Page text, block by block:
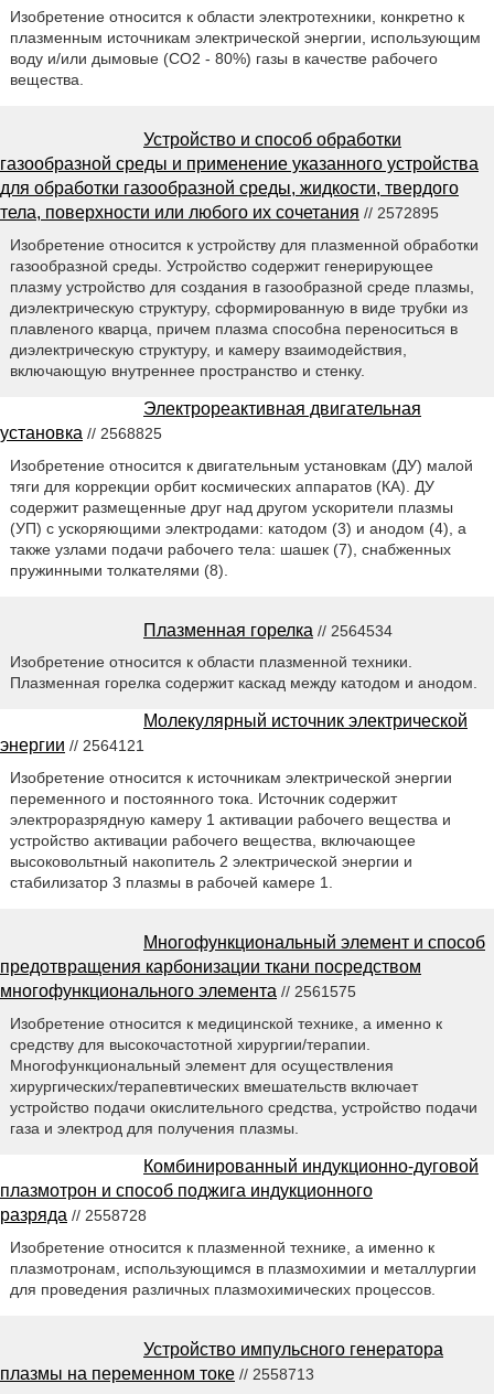
Изобретение относится к области электротехники, конкретно к
плазменным источникам электрической энергии, использующим
воду и/или дымовые (СО2 - 80%) газы в качестве рабочего
вещества.
Устройство и способ обработки
газообразной среды и применение указанного устройства
для обработки газообразной среды, жидкости, твердого
тела, поверхности или любого их сочетания // 2572895
Изобретение относится к устройству для плазменной обработки
газообразной среды. Устройство содержит генерирующее
плазму устройство для создания в газообразной среде плазмы,
диэлектрическую структуру, сформированную в виде трубки из
плавленого кварца, причем плазма способна переноситься в
диэлектрическую структуру, и камеру взаимодействия,
включающую внутреннее пространство и стенку.
Электрореактивная двигательная
установка // 2568825
Изобретение относится к двигательным установкам (ДУ) малой
тяги для коррекции орбит космических аппаратов (КА). ДУ
содержит размещенные друг над другом ускорители плазмы
(УП) с ускоряющими электродами: катодом (3) и анодом (4), а
также узлами подачи рабочего тела: шашек (7), снабженных
пружинными толкателями (8).
Плазменная горелка // 2564534
Изобретение относится к области плазменной техники.
Плазменная горелка содержит каскад между катодом и анодом.
Молекулярный источник электрической
энергии // 2564121
Изобретение относится к источникам электрической энергии
переменного и постоянного тока. Источник содержит
электроразрядную камеру 1 активации рабочего вещества и
устройство активации рабочего вещества, включающее
высоковольтный накопитель 2 электрической энергии и
стабилизатор 3 плазмы в рабочей камере 1.
Многофункциональный элемент и способ
предотвращения карбонизации ткани посредством
многофункционального элемента // 2561575
Изобретение относится к медицинской технике, а именно к
средству для высокочастотной хирургии/терапии.
Многофункциональный элемент для осуществления
хирургических/терапевтических вмешательств включает
устройство подачи окислительного средства, устройство подачи
газа и электрод для получения плазмы.
Комбинированный индукционно-дуговой
плазмотрон и способ поджига индукционного
разряда // 2558728
Изобретение относится к плазменной технике, а именно к
плазмотронам, использующимся в плазмохимии и металлургии
для проведения различных плазмохимических процессов.
Устройство импульсного генератора
плазмы на переменном токе // 2558713